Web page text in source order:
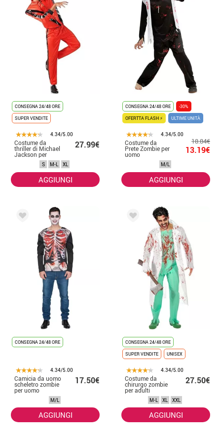
CONSEGNA 24/48 ORE
SUPER VENDITE
4.34/5.00
Costume da
thriller di Michael
Jackson per
27.99€
S M-L XL
AGGIUNGI
CONSEGNA 24/48 ORE
-30%
OFERTTA FLASH ⚡
ULTIME UNITÀ
4.34/5.00
Costume da
Prete Zombie per
uomo
18.84€
13.19€
M/L
AGGIUNGI
CONSEGNA 24/48 ORE
4.34/5.00
Camicia da uomo
scheletro zombie
per uomo
17.50€
M/L
AGGIUNGI
CONSEGNA 24/48 ORE
SUPER VENDITE
UNISEX
4.34/5.00
Costume da
chirurgo zombie
per adulti
27.50€
M-L XL XXL
AGGIUNGI